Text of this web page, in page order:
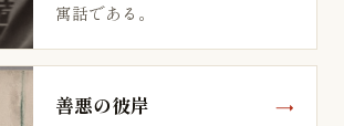
寓話である。
善悪の彼岸